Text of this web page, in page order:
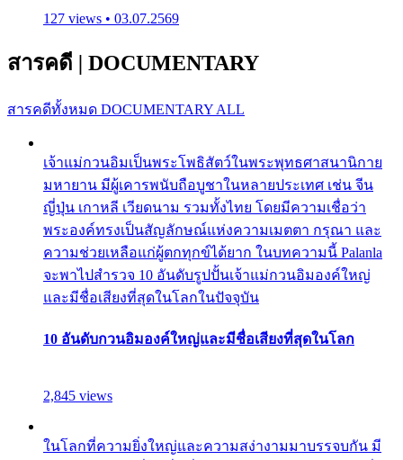
127 views • 03.07.2569
สารคดี | DOCUMENTARY
สารคดีทั้งหมด DOCUMENTARY ALL
เจ้าแม่กวนอิมเป็นพระโพธิสัตว์ในพระพุทธศาสนานิกาย
มหายาน มีผู้เคารพนับถือบูชาในหลายประเทศ เช่น จีน
ญี่ปุ่น เกาหลี เวียดนาม รวมทั้งไทย โดยมีความเชื่อว่า
พระองค์ทรงเป็นสัญลักษณ์แห่งความเมตตา กรุณา และ
ความช่วยเหลือแก่ผู้ตกทุกข์ได้ยาก ในบทความนี้ Palanla
จะพาไปสำรวจ 10 อันดับรูปปั้นเจ้าแม่กวนอิมองค์ใหญ่
และมีชื่อเสียงที่สุดในโลกในปัจจุบัน
10 อันดับกวนอิมองค์ใหญ่และมีชื่อเสียงที่สุดในโลก
2,845 views
ในโลกที่ความยิ่งใหญ่และความสง่างามมาบรรจบกัน มี